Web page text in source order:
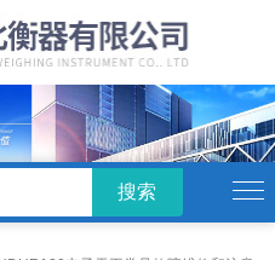
下载,硬汉视频ios
安卓破解版